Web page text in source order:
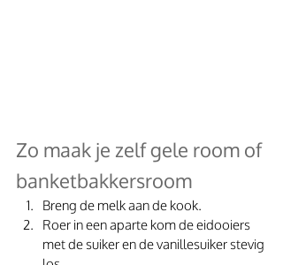
Zo maak je zelf gele room of
banketbakkersroom
Breng de melk aan de kook.
Roer in een aparte kom de eidooiers
met de suiker en de vanillesuiker stevig